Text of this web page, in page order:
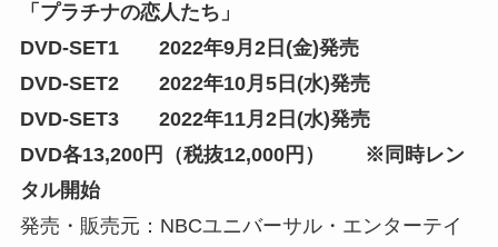
「プラチナの恋人たち」
DVD-SET1 2022年9月2日(金)発売
DVD-SET2 2022年10月5日(水)発売
DVD-SET3 2022年11月2日(水)発売
DVD各13,200円（税抜12,000円） ※同時レン
タル開始
発売・販売元：NBCユニバーサル・エンターテイ